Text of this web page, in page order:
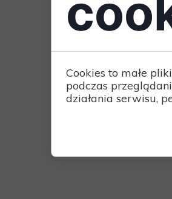
Cookies to małe
podczas
działania serwisu,